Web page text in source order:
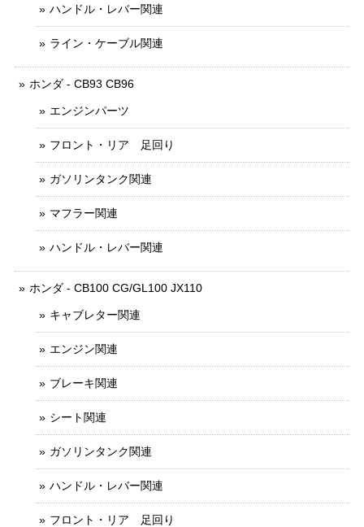
ハンドル・レバー関連
ライン・ケーブル関連
ホンダ - CB93 CB96
エンジンパーツ
フロント・リア 足回り
ガソリンタンク関連
マフラー関連
ハンドル・レバー関連
ホンダ - CB100 CG/GL100 JX110
キャブレター関連
エンジン関連
ブレーキ関連
シート関連
ガソリンタンク関連
ハンドル・レバー関連
フロント・リア 足回り